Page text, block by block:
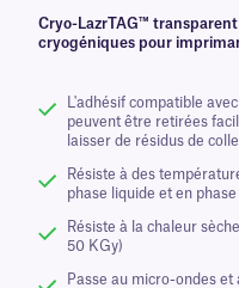
Cryo-LazrTAG™
cryogéniques pour
L'adhésif compatible
peuvent être retirées
laisser de résidus de
Résiste à des
phase liquide et en
Résiste à la chaleur
50 KGy)
Passe au micro-ondes et